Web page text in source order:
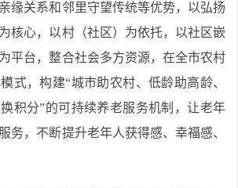
缘关系和邻里守望传统等优势，以弘扬
核心，以村（社区）为依托，以社区嵌
平台，整合社会多方资源，在全市农村
式，构建“城市助农村、低龄助高龄、
积分”的可持续养老服务机制，让老年
务，不断提升老年人获得感、幸福感、